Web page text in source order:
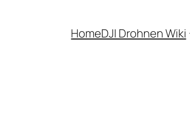
HomeDJI Drohnen Wiki